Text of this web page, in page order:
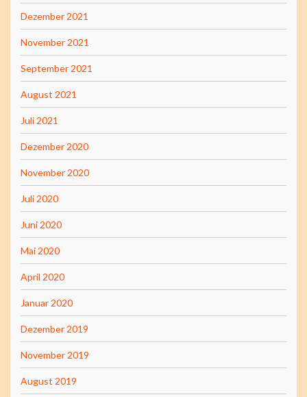
Dezember 2021
November 2021
September 2021
August 2021
Juli 2021
Dezember 2020
November 2020
Juli 2020
Juni 2020
Mai 2020
April 2020
Januar 2020
Dezember 2019
November 2019
August 2019